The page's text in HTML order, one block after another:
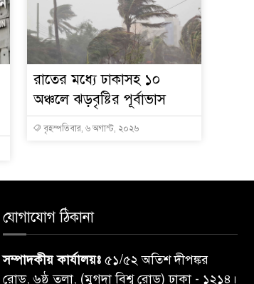
রাতের মধ্যে ঢাকাসহ ১০
অঞ্চলে ঝড়বৃষ্টির পূর্বাভাস
বৃহস্পতিবার, ৬ অগাস্ট, ২০২৬
যোগাযোগ ঠিকানা
সম্পাদকীয় কার্যালয়ঃ ৫১/৫২ অতিশ দীপঙ্কর
রোড, ৬ষ্ঠ তলা, (মুগদা বিশ্ব রোড) ঢাকা - ১২১৪।